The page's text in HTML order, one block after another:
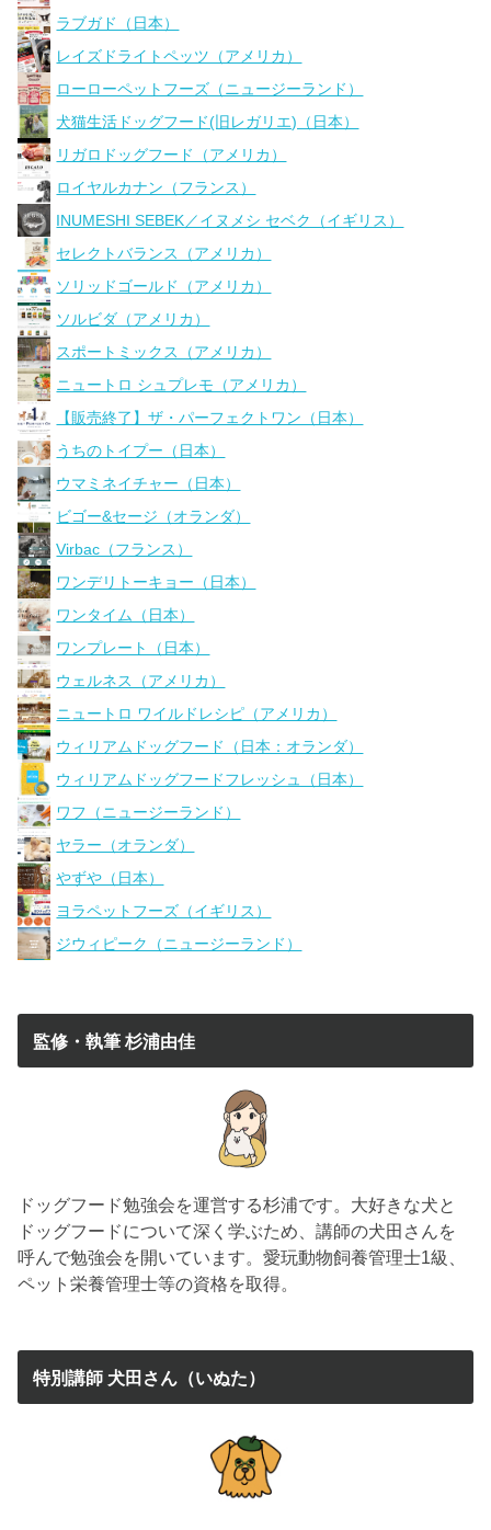
ラブガド（日本）
レイズドライトペッツ（アメリカ）
ローローペットフーズ（ニュージーランド）
犬猫生活ドッグフード(旧レガリエ)（日本）
リガロドッグフード（アメリカ）
ロイヤルカナン（フランス）
INUMESHI SEBEK／イヌメシ セベク（イギリス）
セレクトバランス（アメリカ）
ソリッドゴールド（アメリカ）
ソルビダ（アメリカ）
スポートミックス（アメリカ）
ニュートロ シュプレモ（アメリカ）
【販売終了】ザ・パーフェクトワン（日本）
うちのトイプー（日本）
ウマミネイチャー（日本）
ビゴー&セージ（オランダ）
Virbac（フランス）
ワンデリトーキョー（日本）
ワンタイム（日本）
ワンプレート（日本）
ウェルネス（アメリカ）
ニュートロ ワイルドレシピ（アメリカ）
ウィリアムドッグフード（日本：オランダ）
ウィリアムドッグフードフレッシュ（日本）
ワフ（ニュージーランド）
ヤラー（オランダ）
やずや（日本）
ヨラペットフーズ（イギリス）
ジウィピーク（ニュージーランド）
監修・執筆 杉浦由佳
ドッグフード勉強会を運営する杉浦です。大好きな犬と
ドッグフードについて深く学ぶため、講師の犬田さんを
呼んで勉強会を開いています。愛玩動物飼養管理士1級、
ペット栄養管理士等の資格を取得。
特別講師 犬田さん（いぬた）